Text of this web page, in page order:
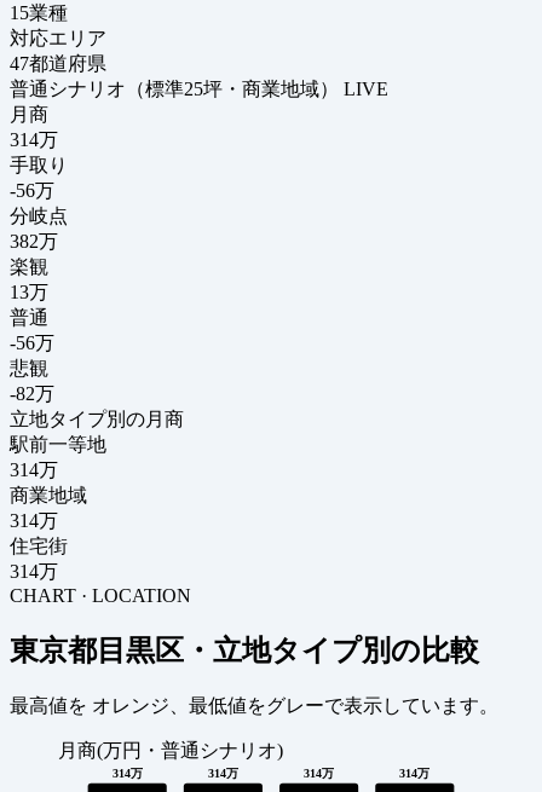
15業種
対応エリア
47都道府県
普通シナリオ（標準25坪・商業地域）
LIVE
月商
314万
手取り
-56万
分岐点
382万
楽観
13万
普通
-56万
悲観
-82万
立地タイプ別の月商
駅前一等地
314万
商業地域
314万
住宅街
314万
CHART · LOCATION
東京都目黒区・立地タイプ別の比較
最高値を オレンジ 、最低値をグレーで表示しています。
月商(万円・普通シナリオ)
314万 314万 314万 314万